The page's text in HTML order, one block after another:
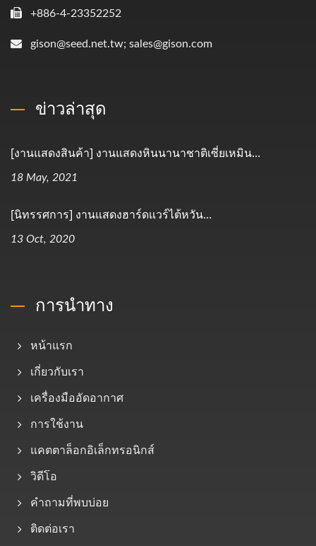
+886-4-23352252
gison@seed.net.tw; sales@gison.com
ข่าวล่าสุด
[งานแสดงสินค้า] งานแสดงหินนานาชาติเซี่ยเหมิน...
18 May, 2021
[นิทรรศการ] งานแสดงฮาร์ดแวร์ไต้หวัน...
13 Oct, 2020
การนำทาง
หน้าแรก
เกี่ยวกับเรา
เครื่องมืออัดอากาศ
การใช้งาน
แคตตาล็อกอิเล็กทรอนิกส์
วิดีโอ
คำถามที่พบบ่อย
ติดต่อเรา